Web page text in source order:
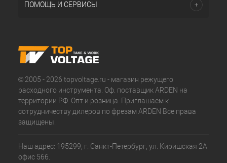
ПОМОЩЬ И СЕРВИСЫ
© 2005 - 2026 topvoltage.ru - магазин режущего
расходного инструмента. Оф. поставщик ARDEN на
территории РФ. Опт и розница. Приглашаем к
сотрудничеству дилеров по фрезам ARDEN Все права
защищены.
Наш адрес: 195299, г. Санкт-Петербург, ул. Киришская 2А
офис 566.